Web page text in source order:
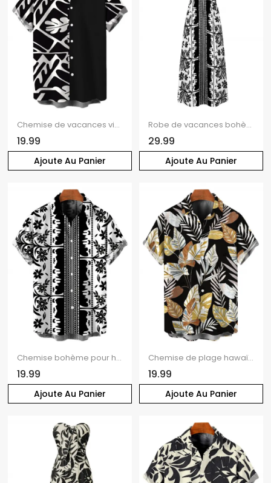
Ajoute Au Panier
Chemise de vacances vintage pour homme, chemise boutonnée à imprimé géométrique monochrome de feuilles
19.99
Ajoute Au Panier
Robe de vacances bohème à imprimé floral et ethnique, bretelles spaghetti, robe maxi bohème
29.99
Ajoute Au Panier
Chemise bohème pour homme, style vacances, imprimé floral ethnique à feuilles, boutonnée, style bohème
19.99
Ajoute Au Panier
Chemise de plage hawaïenne pour homme, style rétro tropical, imprimé botanique à feuilles, boutonnée
19.99